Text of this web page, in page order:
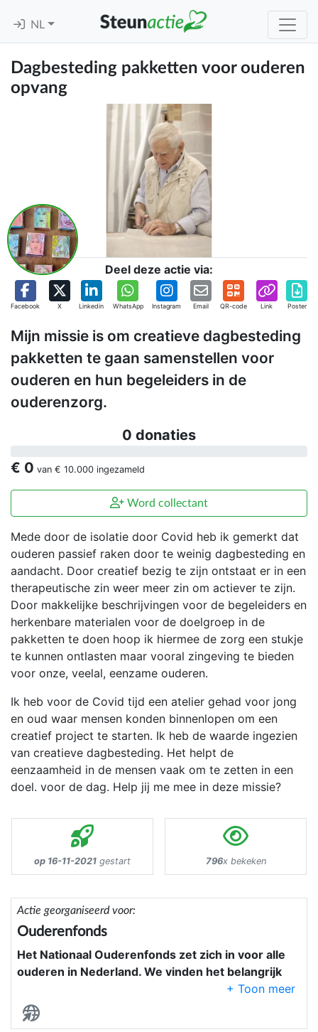
NL
Dagbesteding pakketten voor ouderen
opvang
Deel deze actie via:
Facebook X Linkedin WhatsApp Instagram Email QR-code Link Poster
Mijn missie is om creatieve dagbesteding
pakketten te gaan samenstellen voor
ouderen en hun begeleiders in de
ouderenzorg.
0 donaties
€ 0 van € 10.000 ingezameld
Word collectant
Mede door de isolatie door Covid heb ik gemerkt dat
ouderen passief raken door te weinig dagbesteding en
aandacht. Door creatief bezig te zijn ontstaat er in een
therapeutische zin weer meer zin om actiever te zijn.
Door makkelijke beschrijvingen voor de begeleiders en
herkenbare materialen voor de doelgroep in de
pakketten te doen hoop ik hiermee de zorg een stukje
te kunnen ontlasten maar vooral zingeving te bieden
voor onze, veelal, eenzame ouderen.
Ik heb voor de Covid tijd een atelier gehad voor jong
en oud waar mensen konden binnenlopen om een
creatief project te starten. Ik heb de waarde ingezien
van creatieve dagbesteding. Het helpt de
eenzaamheid in de mensen vaak om te zetten in een
doel. voor de dag. Help jij me mee in deze missie?
op 16-11-2021 gestart 796x bekeken
Actie georganiseerd voor:
Ouderenfonds
Het Nationaal Ouderenfonds zet zich in voor alle
ouderen in Nederland. We vinden het belangrijk
dat iedereen de kans krijgt om op een actieve
manier ouder te worden. Daarom bieden we
allerlei activiteiten aan waar mensen elkaar